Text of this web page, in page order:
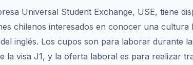
Universal Student Exchange, USE, tiene
chilenos interesados en conocer una cultura
inglés. Los cupos son para laborar durante
la visa J1, y la oferta laboral es para realizar